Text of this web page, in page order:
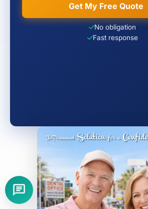
Get My Free Quote
No obligation
Fast response